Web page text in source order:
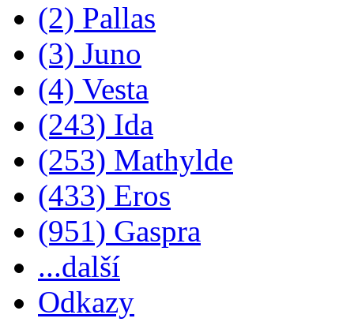
(2) Pallas
(3) Juno
(4) Vesta
(243) Ida
(253) Mathylde
(433) Eros
(951) Gaspra
...další
Odkazy